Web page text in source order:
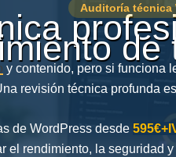
Auditoría técnica
de
y contenido, pero si funciona
revisión técnica profunda
de WordPress desde
el rendimiento, la seguridad